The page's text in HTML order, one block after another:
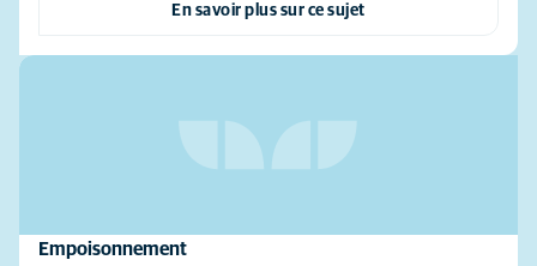
En savoir plus sur ce sujet
Empoisonnement